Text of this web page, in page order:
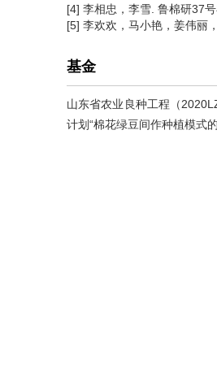
[4] 李相忠，李雪. 鲁棉研37
[5] 李欢欢，马小艳，姜伟丽
基金
山东省农业良种工程（
计划“棉花绿豆间作种植模式